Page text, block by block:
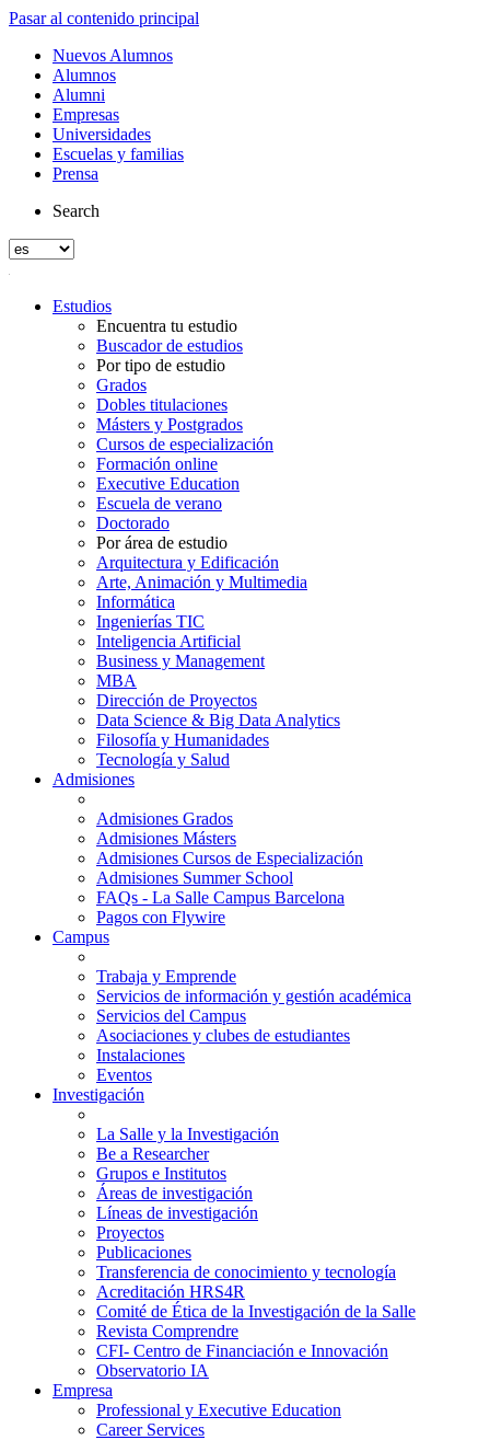
Pasar al contenido principal
Nuevos Alumnos
Alumnos
Alumni
Empresas
Universidades
Escuelas y familias
Prensa
Search
Estudios
Encuentra tu estudio
Buscador de estudios
Por tipo de estudio
Grados
Dobles titulaciones
Másters y Postgrados
Cursos de especialización
Formación online
Executive Education
Escuela de verano
Doctorado
Por área de estudio
Arquitectura y Edificación
Arte, Animación y Multimedia
Informática
Ingenierías TIC
Inteligencia Artificial
Business y Management
MBA
Dirección de Proyectos
Data Science & Big Data Analytics
Filosofía y Humanidades
Tecnología y Salud
Admisiones
Admisiones Grados
Admisiones Másters
Admisiones Cursos de Especialización
Admisiones Summer School
FAQs - La Salle Campus Barcelona
Pagos con Flywire
Campus
Trabaja y Emprende
Servicios de información y gestión académica
Servicios del Campus
Asociaciones y clubes de estudiantes
Instalaciones
Eventos
Investigación
La Salle y la Investigación
Be a Researcher
Grupos e Institutos
Áreas de investigación
Líneas de investigación
Proyectos
Publicaciones
Transferencia de conocimiento y tecnología
Acreditación HRS4R
Comité de Ética de la Investigación de la Salle
Revista Comprendre
CFI- Centro de Financiación e Innovación
Observatorio IA
Empresa
Professional y Executive Education
Career Services